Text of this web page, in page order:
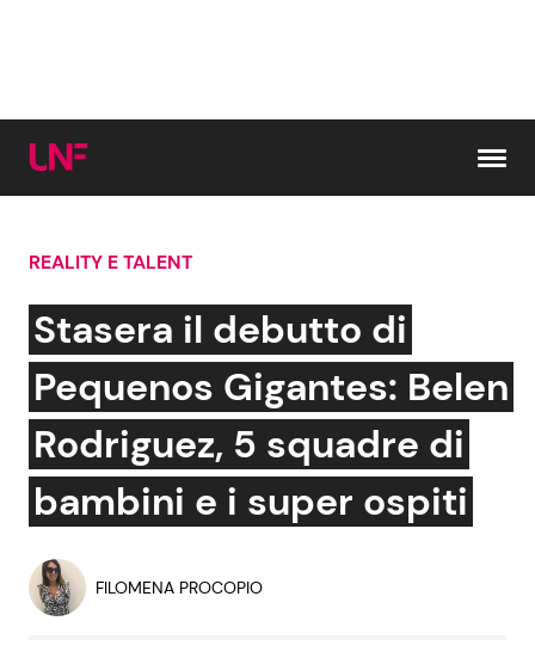
Cerca:
News e Cronaca
Attualità Italiana
Dal Mondo
Economia
Persone Scomparse
Gossip e TV
Bellezze VIP
REALITY E TALENT
Stasera il debutto di
Pequenos Gigantes: Belen
Rodriguez, 5 squadre di
bambini e i super ospiti
FILOMENA PROCOPIO